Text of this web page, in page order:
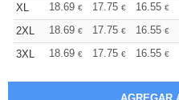
XL
18.69 € 17.75 € 16.55 €
2XL
18.69 € 17.75 € 16.55 €
3XL
18.69 € 17.75 € 16.55 €